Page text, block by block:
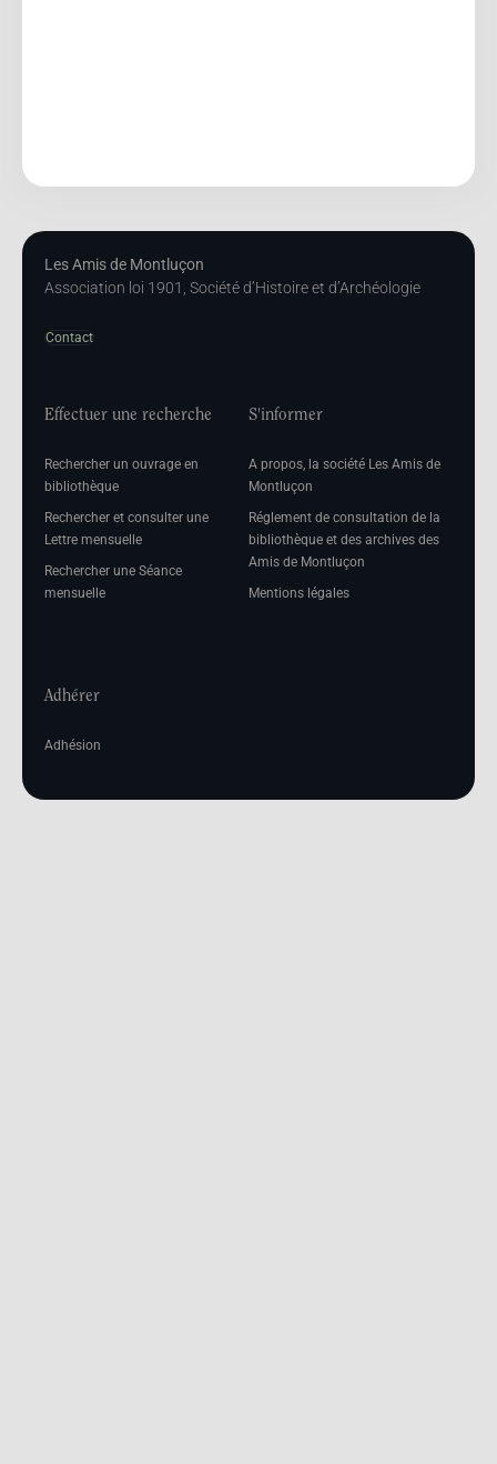
Les Amis de Montluçon
Association loi 1901, Société d’Histoire et d’Archéologie
Contact
Effectuer une recherche
Rechercher un ouvrage en
bibliothèque
Rechercher et consulter une
Lettre mensuelle
Rechercher une Séance
mensuelle
S'informer
A propos, la société Les Amis de
Montluçon
Réglement de consultation de la
bibliothèque et des archives des
Amis de Montluçon
Mentions légales
Adhérer
Adhésion